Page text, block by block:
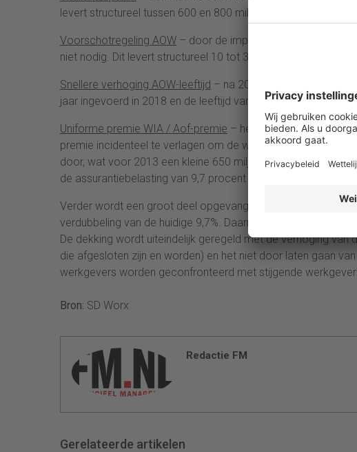
levert structureel tussen 600 en 800 miljoen euro per jaar op.
Voorschotregeling AOW – door de implementatie van een
niet nodig. Dit levert structureel 10 tot 30 miljoen euro op en
Snellere verhoging AOW-leeftijd – na 2015 wordt de AOW-
jaar ingevoerd in 2018 en de leeftijd van 67 jaar in het jaar
Uniforme premie WIA / Aof-premie – het Ministerie van
premie incidenteel te verlagen om de werkgeverslasten niet
door, wat voor 2013 een kleine 650 miljoen euro oplevert.
de assurantiebelasting van 9,7 procent naar 21 procent.
Verder wordt een groot deel opgevangen door het verhogen
verdubbeling van de huidige 9,7%. Daarnaast wordt de
De dekking wordt uiteindelijk geregeld met de verhoging
die afgesloten zijn en worden) en het niet door laten gaan
werkgevers worden geconfronteerd met stijgende
Bron: SD Worx
Redactie FM
Gerelateerde artikelen